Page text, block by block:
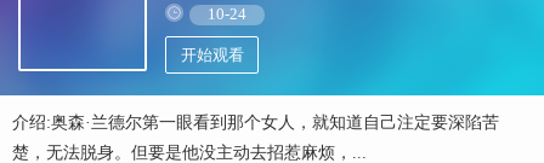
10-24
开始观看
介绍:奥森·兰德尔第一眼看到那个女人，就知道自己注定要深陷苦
楚，无法脱身。但要是他没主动去招惹麻烦，...